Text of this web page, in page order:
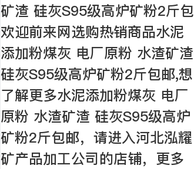
矿渣 硅灰S95级高炉矿粉2斤包
欢迎前来网选购热销商品水泥
添加粉煤灰 电厂原粉 水渣矿渣
硅灰S95级高炉矿粉2斤包邮,想
了解更多水泥添加粉煤灰 电厂
原粉 水渣矿渣 硅灰S95级高炉
矿粉2斤包邮，请进入河北泓耀
矿产品加工公司的店铺，更多